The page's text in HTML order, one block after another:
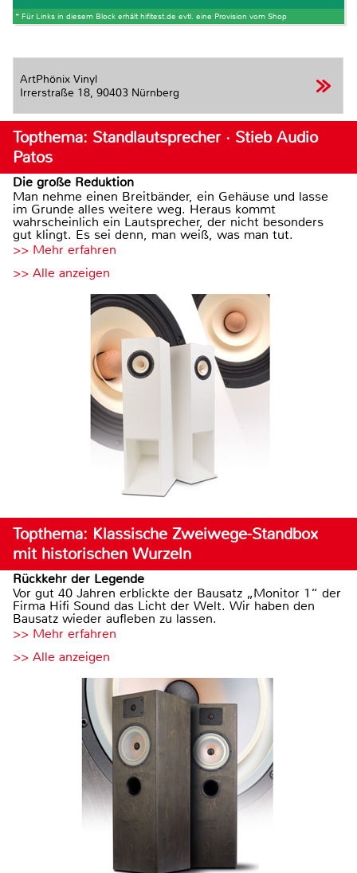
* Für Links in diesem Block erhält hifitest.de evtl. eine Provision vom Shop
ArtPhönix Vinyl
Irrerstraße 18, 90403 Nürnberg
Topthema: Standlautsprecher · Stieb Audio
Patos
Die große Reduktion
Man nehme einen Breitbänder, ein Gehäuse und lasse
im Grunde alles weitere weg. Heraus kommt
wahrscheinlich ein Lautsprecher, der nicht besonders
gut klingt. Es sei denn, man weiß, was man tut.
>> Mehr erfahren
>> Alle anzeigen
Topthema: Klassische Zweiwege-Standbox
mit historischen Wurzeln
Rückkehr der Legende
Vor gut 40 Jahren erblickte der Bausatz „Monitor 1“ der
Firma Hifi Sound das Licht der Welt. Wir haben den
Bausatz wieder aufleben zu lassen.
>> Mehr erfahren
>> Alle anzeigen